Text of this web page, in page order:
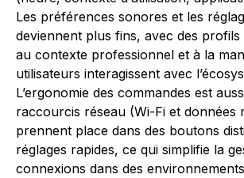
Les préférences sonores et les
deviennent plus fins, avec des profils
au contexte professionnel et à la
utilisateurs interagissent avec
L’ergonomie des commandes est
raccourcis réseau (Wi-Fi et données
prennent place dans des boutons
réglages rapides, ce qui simplifie la
connexions dans des